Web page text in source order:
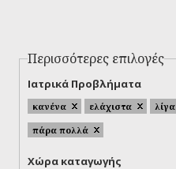
Περισσότερες επιλογές
Ιατρικά Προβλήματα
κανένα ελάχιστα λίγα
πάρα πολλά
Χώρα καταγωγής